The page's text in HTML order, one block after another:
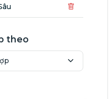
theo